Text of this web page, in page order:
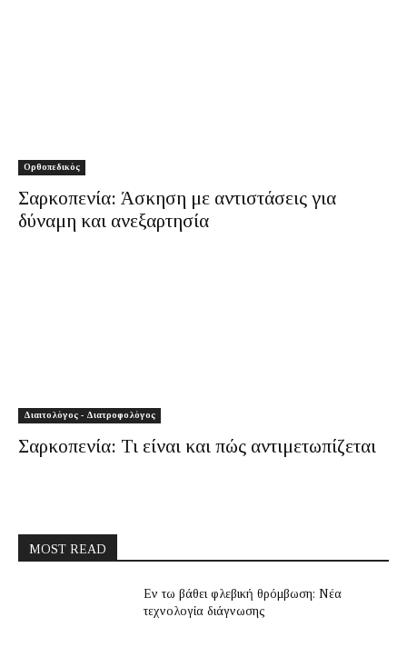
Ορθοπεδικός
Σαρκοπενία: Άσκηση με αντιστάσεις για
δύναμη και ανεξαρτησία
Διαιτολόγος - Διατροφολόγος
Σαρκοπενία: Τι είναι και πώς αντιμετωπίζεται
MOST READ
Εν τω βάθει φλεβική θρόμβωση: Νέα
τεχνολογία διάγνωσης